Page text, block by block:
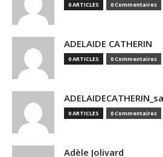
0 ARTICLES 0 Commentaires
ADELAIDE CATHERIN
0 ARTICLES 0 Commentaires
0 ARTICLES 0 Commentaires
Adèle Jolivard